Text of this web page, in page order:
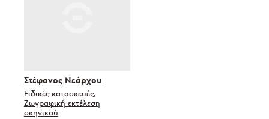
Στέφανος Νεάρχου
Ειδικές κατασκευές,
Ζωγραφική εκτέλεση
σκηνικού